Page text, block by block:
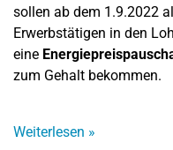
sollen ab dem 1.9.2022
Erwerbstätigen in den
eine
zum Gehalt bekommen.
Weiterlesen »